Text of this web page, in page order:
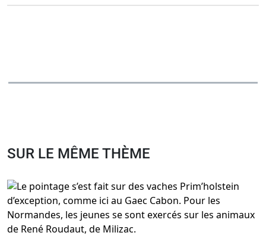
SUR LE MÊME THÈME